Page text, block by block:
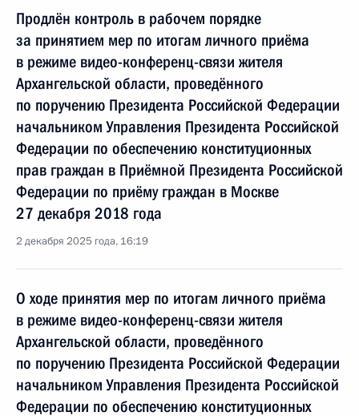
Продлён контроль в рабочем порядке
за принятием мер по итогам личного приёма
в режиме видео-конференц-связи жителя
Архангельской области, проведённого
по поручению Президента Российской Федерации
начальником Управления Президента Российской
Федерации по обеспечению конституционных
прав граждан в Приёмной Президента Российской
Федерации по приёму граждан в Москве
27 декабря 2018 года
2 декабря 2025 года, 16:19
О ходе принятия мер по итогам личного приёма
в режиме видео-конференц-связи жителя
Архангельской области, проведённого
по поручению Президента Российской Федерации
начальником Управления Президента Российской
Федерации по обеспечению конституционных